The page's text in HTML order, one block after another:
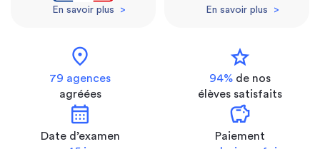
En savoir plus > En savoir plus >
location_on
79 agences
agréées
star
94% de nos
élèves satisfaits
calendar_month
Date d’examen
savings
Paiement